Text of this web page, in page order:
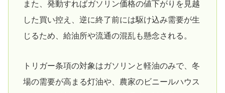
また、発動すればガソリン価格の値下がりを見越
した買い控え、逆に終了前には駆け込み需要が生
じるため、給油所や流通の混乱も懸念される。
トリガー条項の対象はガソリンと軽油のみで、冬
場の需要が高まる灯油や、農家のビニールハウス